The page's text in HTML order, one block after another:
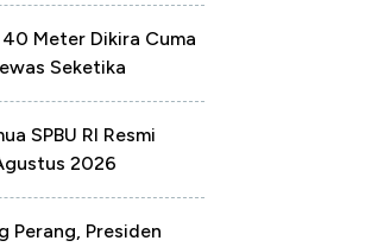
Meter Dikira Cuma
Seketika
SPBU RI Resmi
2026
Perang, Presiden